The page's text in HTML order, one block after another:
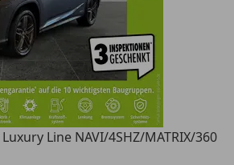
Line NAVI/4SHZ/MATRIX/360